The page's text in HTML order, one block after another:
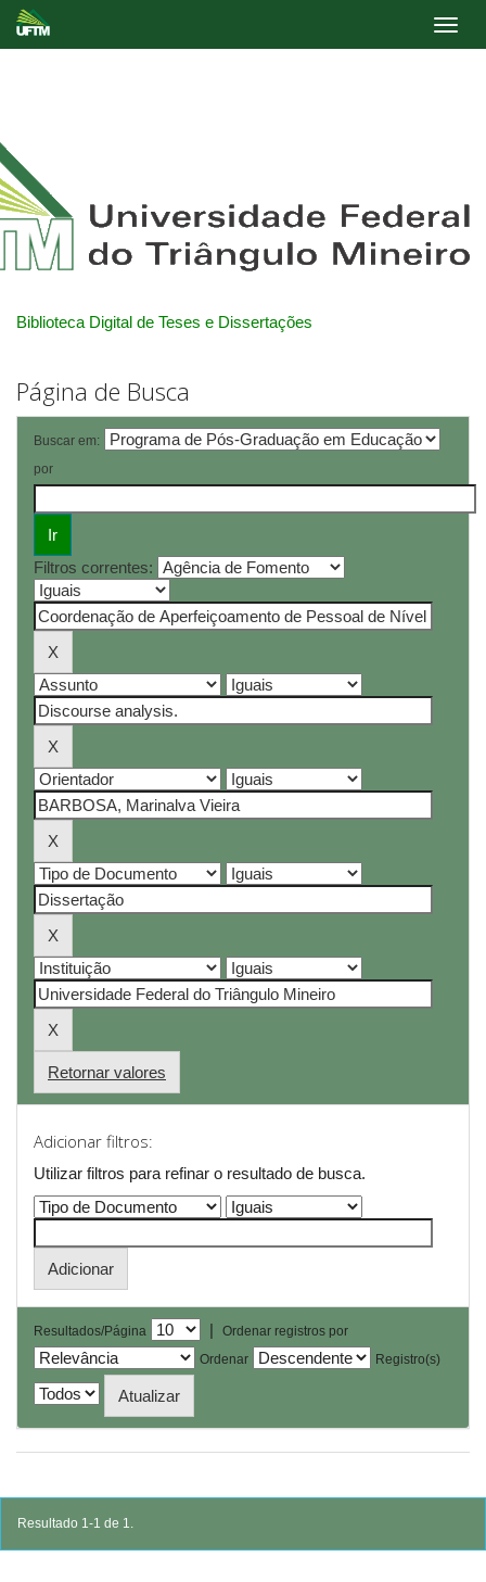
Biblioteca Digital de Teses e Dissertações
Página de Busca
Buscar em:
por
Filtros correntes:
Retornar valores
Adicionar filtros:
Utilizar filtros para refinar o resultado de busca.
Resultados/Página |
Ordenar registros por
Ordenar
Registro(s)
Resultado 1-1 de 1.